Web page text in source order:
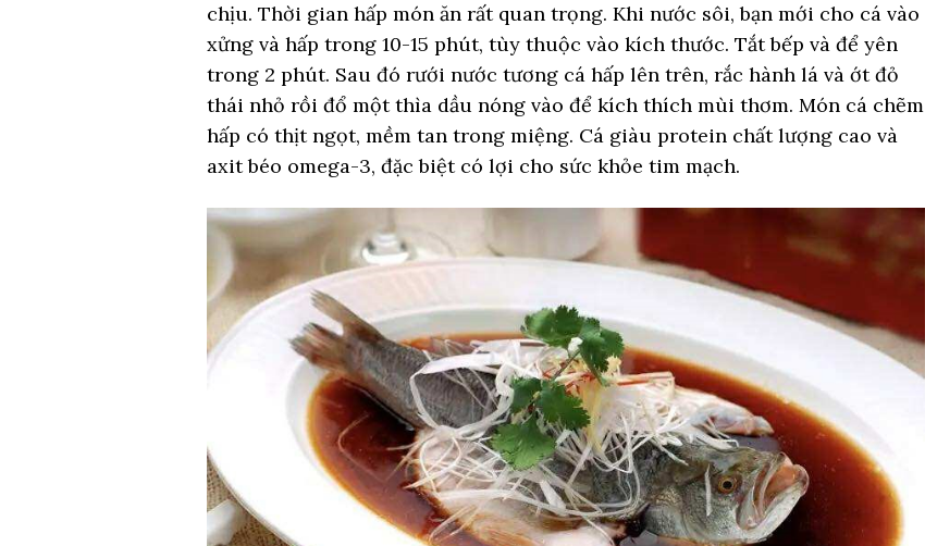
chịu. Thời gian hấp món ăn rất quan trọng. Khi nước sôi, bạn mới cho cá vào
xửng và hấp trong 10-15 phút, tùy thuộc vào kích thước. Tắt bếp và để yên
trong 2 phút. Sau đó rưới nước tương cá hấp lên trên, rắc hành lá và ớt đỏ
thái nhỏ rồi đổ một thìa dầu nóng vào để kích thích mùi thơm. Món cá chẽm
hấp có thịt ngọt, mềm tan trong miệng. Cá giàu protein chất lượng cao và
axit béo omega-3, đặc biệt có lợi cho sức khỏe tim mạch.